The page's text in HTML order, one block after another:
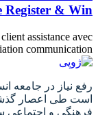
Register & Win
assistance avec
communication...
رفع نیاز در جامعه
است طی اعصار
فرهنگی و اجتماعی